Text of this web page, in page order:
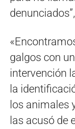
galgos con
intervención
la
los animales
las acusó de